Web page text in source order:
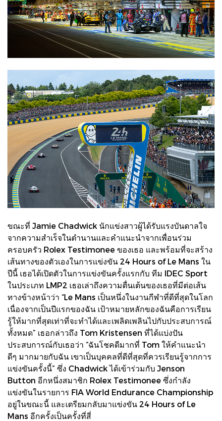
ขณะที่ Jamie Chadwick นักแข่งสาวผู้ได้รับแรงบันดาลใจ
จากความสำเร็จในตำนานและคำแนะนำจากเพื่อนร่วม
ครอบครัว Rolex Testimonee ของเธอ และพร้อมที่จะสร้าง
เส้นทางของตัวเองในการแข่งขัน 24 Hours of Le Mans ใน
ปีนี้ เธอได้เปิดตัวในการแข่งขันครั้งแรกกับ ทีม IDEC Sport
ในประเภท LMP2 เธอเล่าถึงความตื่นเต้นของเธอที่มีต่อเส้น
ทางข้างหน้าว่า “Le Mans เป็นหนึ่งในงานกีฬาที่ดีที่สุดในโลก
เนื่องจากเป็นปีแรกของฉัน เป้าหมายหลักของฉันคือการเรียน
รู้ให้มากที่สุดเท่าที่จะทำได้และเพลิดเพลินไปกับประสบการณ์
ทั้งหมด” เธอกล่าวถึง Tom Kristensen ที่ได้แบ่งปัน
ประสบการณ์กับเธอว่า “ฉันโชคดีมากที่ Tom ให้คำแนะนำ
ดีๆ มากมายกับฉัน เขาเป็นบุคคลที่ดีที่สุดที่ควรเรียนรู้จากการ
แข่งขันครั้งนี้” ซึ่ง Chadwick ได้เข้าร่วมกับ Jenson
Button อีกหนึ่งสมาชิก Rolex Testimonee ซึ่งกำลัง
แข่งขันในรายการ FIA World Endurance Championship
อยู่ในขณะนี้ และเตรียมกลับมาแข่งขัน 24 Hours of Le
Mans อีกครั้งเป็นครั้งที่สี่